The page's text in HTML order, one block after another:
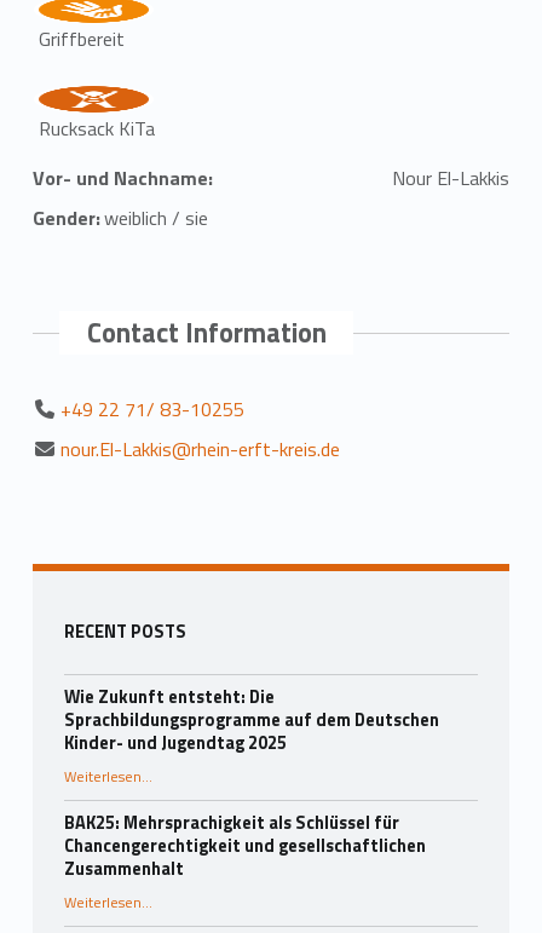
Griffbereit
Rucksack KiTa
Vor- und Nachname:
Nour El-Lakkis
Gender:weiblich / sie
Contact Information
+49 22 71/ 83-10255
nour.El-Lakkis@rhein-erft-kreis.de
Seitenleiste
RECENT POSTS
Wie Zukunft entsteht: Die
Sprachbildungsprogramme auf dem Deutschen
Kinder- und Jugendtag 2025
Weiterlesen“Wie Zukunft entsteht: Die Sprachbildungsprogramme auf dem Deutschen Kinder- und Jugendtag 2025”
…
BAK25: Mehrsprachigkeit als Schlüssel für
Chancengerechtigkeit und gesellschaftlichen
Zusammenhalt
Weiterlesen“BAK25: Mehrsprachigkeit als Schlüssel für Chancengerechtigkeit und gesellschaftlichen Zusammenhalt”
…